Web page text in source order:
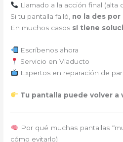
Llamado a la acción final (alta
Si tu pantalla falló, no la des
En muchos casos sí tiene
Escríbenos ahora
Servicio en Viaducto
Expertos en reparación de
Tu pantalla puede volver a
Por qué muchas pantallas
cómo evitarlo)